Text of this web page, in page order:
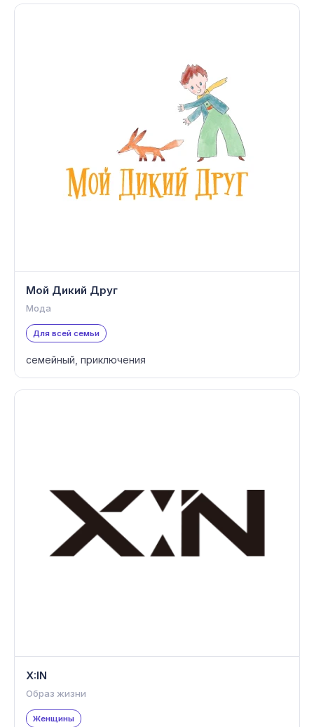
Мой Дикий Друг
Мода
Для всей семьи
семейный, приключения
X:IN
Образ жизни
Женщины